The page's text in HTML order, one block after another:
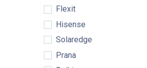
Flexit
Hisense
Solaredge
Prana